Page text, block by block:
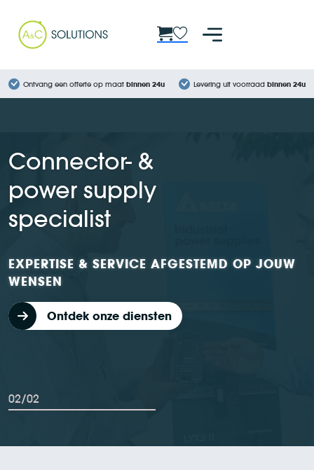
Ontvang een offerte op maat binnen 24u Levering uit voorraad binnen 24u
Connector- &
power supply
specialist
EXPERTISE & SERVICE AFGESTEMD OP JOUW
WENSEN
Ontdek onze diensten
02/02